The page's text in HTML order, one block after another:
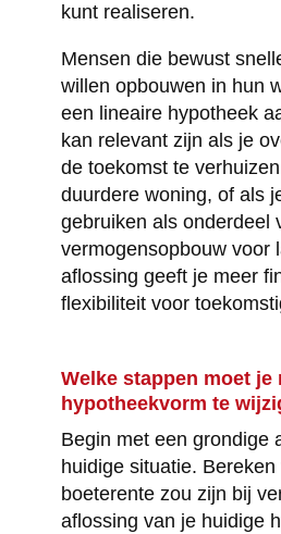
kunt realiseren.
Mensen die bewust
willen opbouwen in hun
een lineaire hypotheek
kan relevant zijn als je
de toekomst te
duurdere woning, of als
gebruiken als onderdeel
vermogensopbouw voor
aflossing geeft je meer
flexibiliteit voor
Welke stappen moet je
hypotheekvorm te
Begin met een grondige
huidige situatie. Bereken
boeterente zou zijn bij
aflossing van je huidige